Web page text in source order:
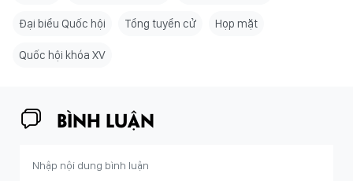
Đại biểu Quốc hội Tổng tuyển cử Họp mặt
Quốc hội khóa XV
BÌNH LUẬN